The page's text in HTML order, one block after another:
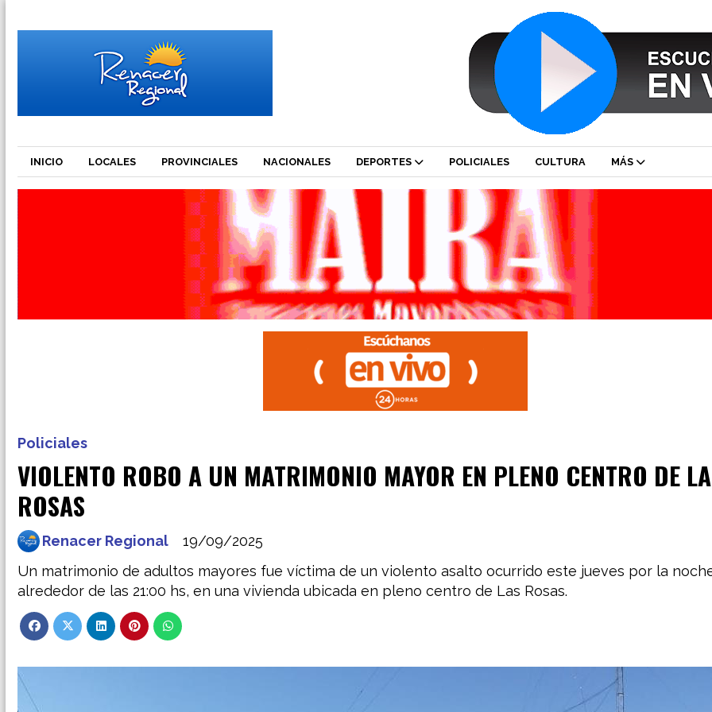
INICIO LOCALES PROVINCIALES NACIONALES DEPORTES POLICIALES CULTURA MÁS
VIOLENTO ROBO A UN MATRIMONIO MAYOR EN PLENO CENTRO DE
ROSAS
Un matrimonio de adultos mayores fue víctima de un violento asalto ocurrido este jueves por la
alrededor de las 21:00 hs, en una vivienda ubicada en pleno centro de Las Rosas.
Policiales
19/09/2025
Renacer Regional